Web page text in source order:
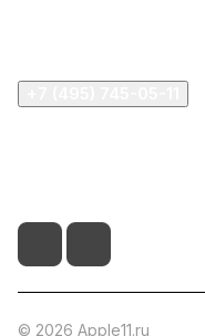
© 2026 Apple11.ru